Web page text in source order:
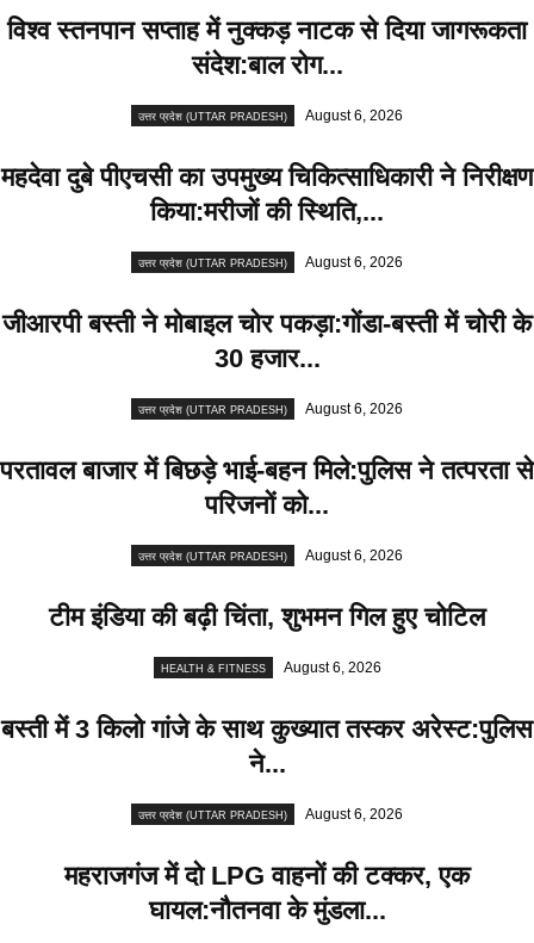
विश्व स्तनपान सप्ताह में नुक्कड़ नाटक से दिया जागरूकता
संदेश:बाल रोग...
उत्तर प्रदेश (UTTAR PRADESH) August 6, 2026
महदेवा दुबे पीएचसी का उपमुख्य चिकित्साधिकारी ने निरीक्षण
किया:मरीजों की स्थिति,...
उत्तर प्रदेश (UTTAR PRADESH) August 6, 2026
जीआरपी बस्ती ने मोबाइल चोर पकड़ा:गोंडा-बस्ती में चोरी के
30 हजार...
उत्तर प्रदेश (UTTAR PRADESH) August 6, 2026
परतावल बाजार में बिछड़े भाई-बहन मिले:पुलिस ने तत्परता से
परिजनों को...
उत्तर प्रदेश (UTTAR PRADESH) August 6, 2026
टीम इंडिया की बढ़ी चिंता, शुभमन गिल हुए चोटिल
HEALTH & FITNESS August 6, 2026
बस्ती में 3 किलो गांजे के साथ कुख्यात तस्कर अरेस्ट:पुलिस
ने...
उत्तर प्रदेश (UTTAR PRADESH) August 6, 2026
महराजगंज में दो LPG वाहनों की टक्कर, एक
घायल:नौतनवा के मुंडला...